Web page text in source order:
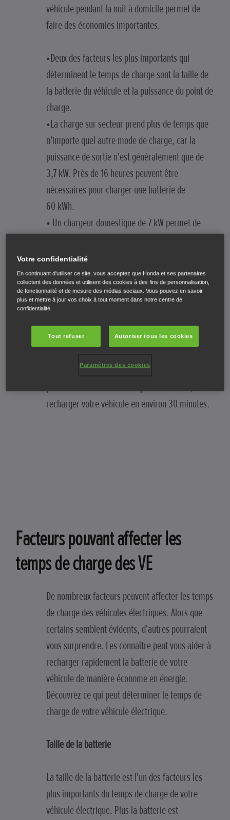
véhicule pendant la nuit à domicile permet de
faire des économies importantes.
•Deux des facteurs les plus importants qui
déterminent le temps de charge sont la taille de
la batterie du véhicule et la puissance du point de
charge.
•La charge sur secteur prend plus de temps que
n'importe quel autre mode de charge, car la
puissance de sortie n'est généralement que de
3,7 kW. Près de 16 heures peuvent être
nécessaires pour charger une batterie de
60 kWh.
• Un chargeur domestique de 7 kW permet de
seulement, lorsque la batterie est complètement
vide, et les installations électriques de la plupart
des foyers peuvent fournir une telle puissance.
•Selon vos habitudes de conduite, il se peut que
100 % tous les jours.
•Des bornes de recharge publiques de grande
puissance sont à votre disposition. Celles-ci
peuvent fournir de 50 kW à plus de 100 kW, et
recharger votre véhicule en environ 30 minutes.
Facteurs pouvant affecter les
temps de charge des VE
De nombreux facteurs peuvent affecter les temps
de charge des véhicules électriques. Alors que
certains semblent évidents, d'autres pourraient
vous surprendre. Les connaître peut vous aider à
recharger rapidement la batterie de votre
véhicule de manière économe en énergie.
Découvrez ce qui peut déterminer le temps de
charge de votre véhicule électrique.
Taille de la batterie
La taille de la batterie est l'un des facteurs les
plus importants du temps de charge de votre
véhicule électrique. Plus la batterie est
Votre confidentialité
En continuant d'utiliser ce site, vous acceptez que Honda et ses partenaires
collectent des données et utilisent des cookies à des fins de personnalisation,
de fonctionnalité et de mesure des médias sociaux. Vous pouvez en savoir
plus et mettre à jour vos choix à tout moment dans notre centre de
confidentialité.
Tout refuser Autoriser tous les cookies
Paramètres des cookies